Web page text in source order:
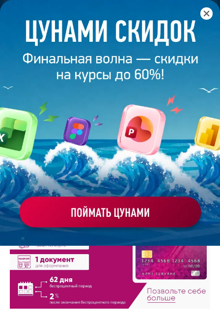
Главная /Банк слайдов / Презентация 333 – Анастасия
ПРЕЗЕНТАЦИЯ 333 - АНАСТАСИЯ
КАЗАКЕВИЧ
Моё избранное
Работа
студента
ХОЧУ ЗАКАЗАТЬ ТАКУЮ ПРЕЗЕНТАЦИЮ